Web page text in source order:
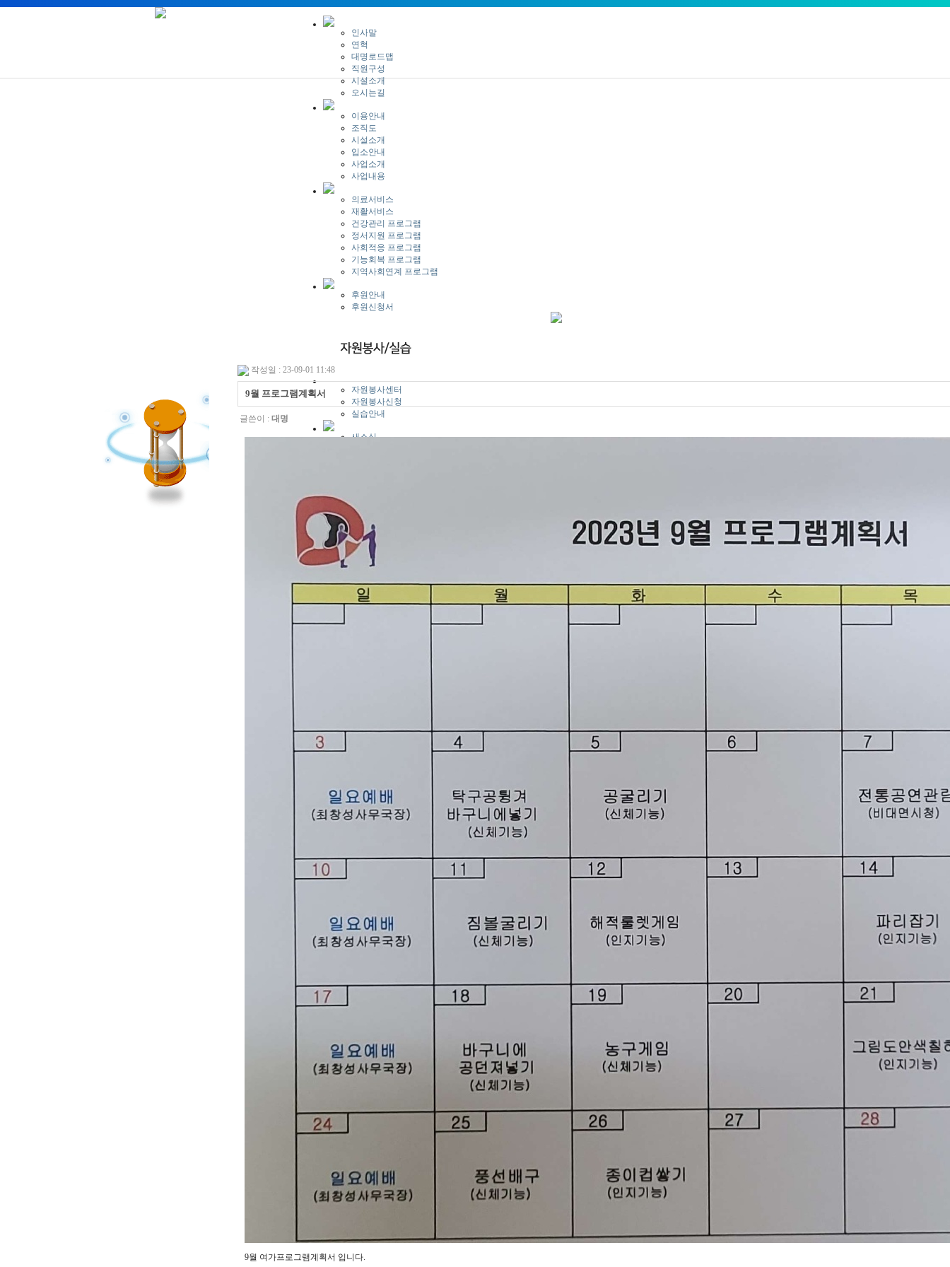
인사말
연혁
대명로드맵
직원구성
시설소개
오시는길
이용안내
조직도
시설소개
입소안내
사업소개
사업내용
의료서비스
재활서비스
건강관리 프로그램
정서지원 프로그램
사회적응 프로그램
기능회복 프로그램
지역사회연계 프로그램
후원안내
후원신청서
자원봉사센터
자원봉사신청
실습안내
새소식
포토갤러리
동영상보기
작성일 : 23-09-01 11:48
9월 프로그램계획서
글쓴이 : 대명
9월 여가프로그램계획서 입니다.